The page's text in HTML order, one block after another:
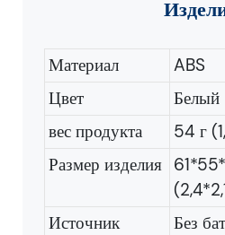
Материал
ABS
Цвет
Белый
вес продукта
54 г
Размер изделия
Источник
Без